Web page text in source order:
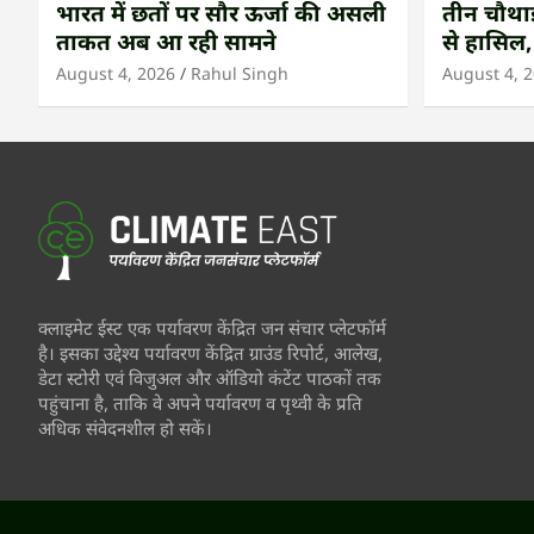
भारत में छतों पर सौर ऊर्जा की असली
ताकत अब आ रही सामने
August 4, 2026 Rahul Singh
तीन
से
August 4,
क्लाइमेट ईस्ट एक पर्यावरण केंद्रित जन संचार प्लेटफॉर्म
है। इसका उद्देश्य पर्यावरण केंद्रित ग्राउंड रिपोर्ट, आलेख,
डेटा स्टोरी एवं विजुअल और ऑडियो कंटेंट पाठकों तक
पहुंचाना है, ताकि वे अपने पर्यावरण व पृथ्वी के प्रति
अधिक संवेदनशील हो सकें।